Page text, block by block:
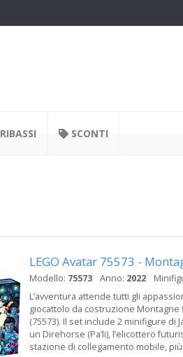
RIBASSI SCONTI
LEGO Avatar 75573 -
Modello: 75573 Anno: 2022
L’avventura attende tutti gli
giocattolo da costruzione Montagne
(75573). Il set include 2 minifigure di
un Direhorse (Pa’li), l’elicottero
stazione di collegamento mobile,